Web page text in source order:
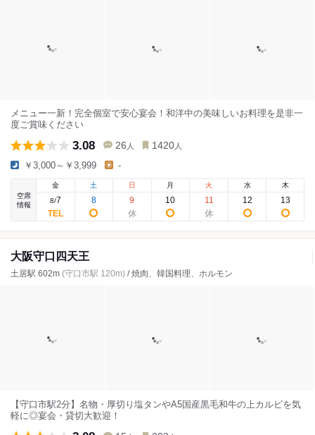
メニュー一新！完全個室で安心宴会！和洋中の美味しいお料理を是非一
度ご賞味ください
3.08 26 人 1420 人
￥3,000～￥3,999 -
空席
情報
金
8/7
土
8
日
9
月
10
火
11
水
12
木
13
大阪守口四天王
土居駅 602m (守口市駅 120m) / 焼肉、韓国料理、ホルモン
【守口市駅2分】名物・厚切り塩タンやA5国産黒毛和牛の上カルビを気
軽に◎宴会・貸切大歓迎！